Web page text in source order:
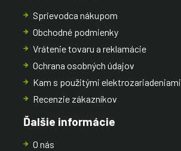
Sprievodca nákupom
Obchodné podmienky
Vrátenie tovaru a reklamácie
Ochrana osobných údajov
Kam s použitými elektrozariadeniami
Recenzie zákazníkov
Ďalšie informácie
O nás